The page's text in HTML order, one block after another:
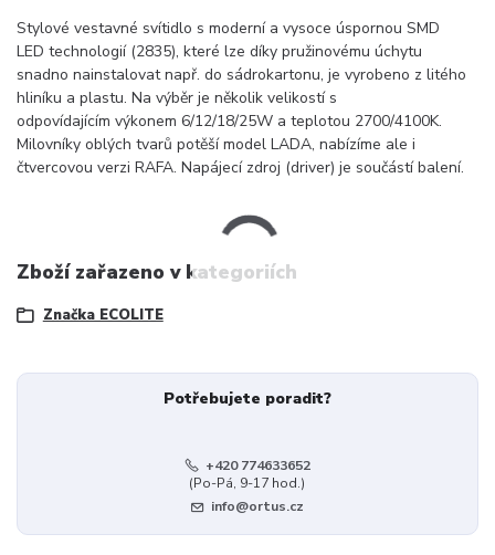
Stylové vestavné svítidlo s moderní a vysoce úspornou SMD
LED technologií (2835), které lze díky pružinovému úchytu
snadno nainstalovat např. do sádrokartonu, je vyrobeno z litého
hliníku a plastu. Na výběr je několik velikostí s
odpovídajícím výkonem 6/12/18/25W a teplotou 2700/4100K.
Milovníky oblých tvarů potěší model LADA, nabízíme ale i
čtvercovou verzi RAFA. Napájecí zdroj (driver) je součástí balení.
Zboží zařazeno v kategoriích
Značka ECOLITE
Potřebujete poradit?
+420 774633652
(Po-Pá, 9-17 hod.)
info@ortus.cz